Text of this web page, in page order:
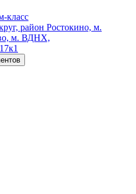
класс
район Ростокино, м.
м. ВДНХ,